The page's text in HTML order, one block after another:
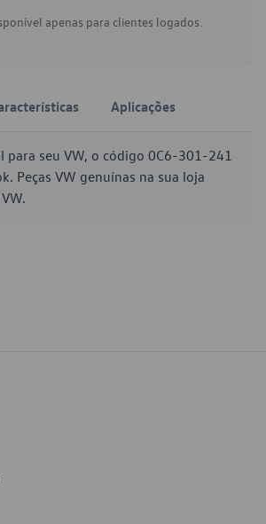
apenas para clientes logados.
Aplicações
para seu VW, o código 0C6-301-241
Peças VW genuínas na sua loja